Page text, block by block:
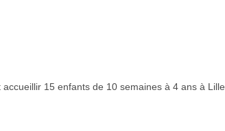
15 enfants de 10 semaines à 4 ans à Lille.